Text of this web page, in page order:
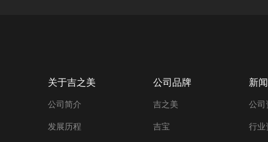
关于吉之美
公司简介
发展历程
公司品牌
吉之美
吉宝
新
公司
行业